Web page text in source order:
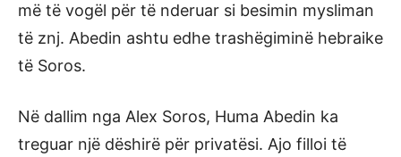
më të vogël për të nderuar si besimin mysliman
të znj. Abedin ashtu edhe trashëgiminë hebraike
të Soros.
Në dallim nga Alex Soros, Huma Abedin ka
treguar një dëshirë për privatësi. Ajo filloi të